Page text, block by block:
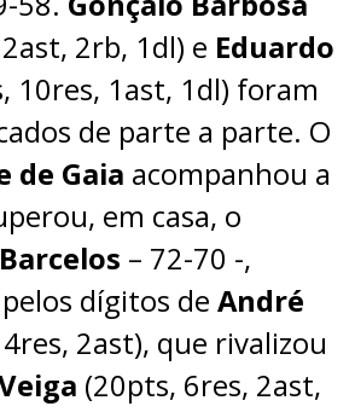
2rb, 1dl) e Eduardo
10res, 1ast, 1dl) foram
de parte a parte. O
de Gaia acompanhou a
em casa, o
– 72-70 -,
dígitos de André
2ast), que rivalizou
(20pts, 6res, 2ast,